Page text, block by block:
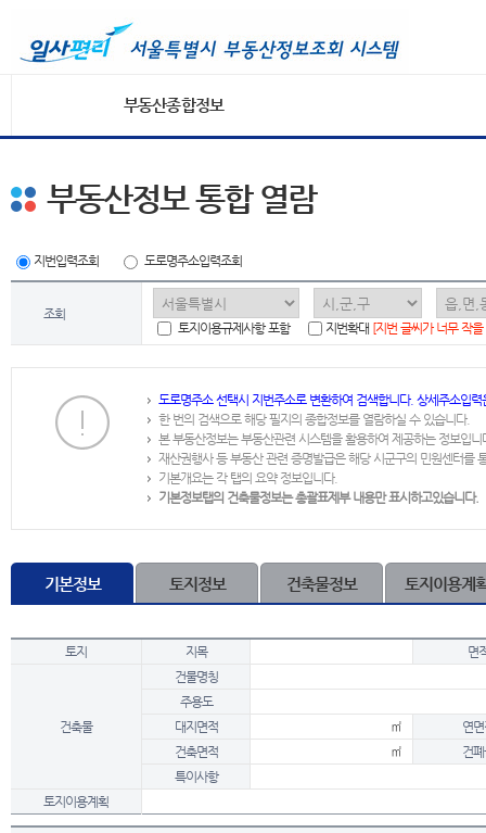
부동산종합정보
부동산정보 통합 열람
지번입력조회 도로명주소입력조회
조회
토지이용규제사항 포함
지번확대 [지번 글씨가 너무 작
도로명주소 선택시 지번주소로 변환하여 검색합니다. 상세주소입
한 번의 검색으로 해당 필지의 종합정보를 열람하실 수 있습니다.
본 부동산정보는 부동산관련 시스템을 활용하여 제공하는 정보입니
재산권행사 등 부동산 관련 증명발급은 해당 시군구의 민원센터를
기본개요는 각 탭의 요약 정보입니다.
기본정보탭의 건축물정보는 총괄표제부 내용만 표시하고있습니다.
기본정보 토지정보 건축물정보 토지이용계
토지 지목 면
건축물
건물명칭
주용도
대지면적
㎡
연
건축면적
㎡
건
특이사항
토지이용계획